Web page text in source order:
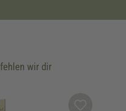
wir dir